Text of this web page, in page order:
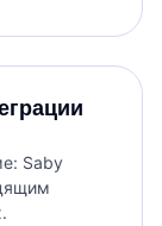
Saby